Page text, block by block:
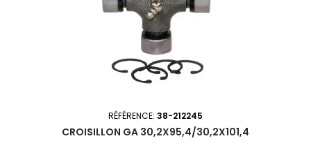
RÉFÉRENCE: 38-212245
CROISILLON GA 30,2X95,4/30,2X101,4